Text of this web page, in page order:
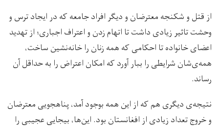
از قتل و شکنجه معترضان و دیگر افراد جامعه که در ایجاد ترس و
وحشت تاثیر زیادی داشت تا اتهام زدن و اعتراف اجباری؛ از تهدید
اعضای خانواده تا احکامی که همه زنان را خانه‌نشین ساخت،
همه‌ی‌شان شرایطی را ببار آورد که امکان اعتراض را به حداقل آن
رساند.
نتیجه‌ی دیگری هم که از این همه بوجود آمد، پناهجویی معترضان
و خروج تعداد زیادی از افغانستان بود. این‌ها، بیجایی عجیبی را